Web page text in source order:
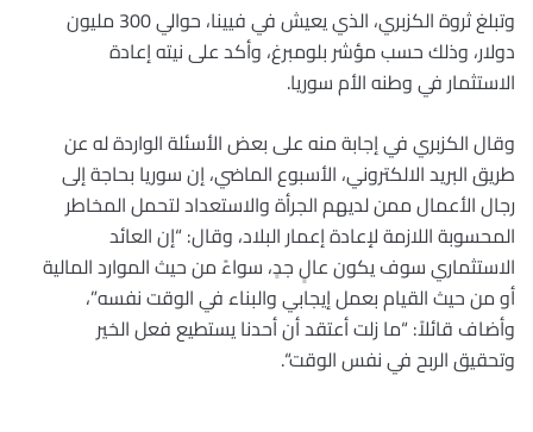
وتبلغ ثروة الكزبري، الذي يعيش في فيينا، حوالي 300 مليون
دولار، وذلك حسب مؤشر بلومبرغ، وأكد على نيته إعادة
الاستثمار في وطنه الأم سوريا.
وقال الكزبري في إجابة منه على بعض الأسئلة الواردة له عن
طريق البريد الالكتروني، الأسبوع الماضي، إن سوريا بحاجة إلى
رجال الأعمال ممن لديهم الجرأة والاستعداد لتحمل المخاطر
المحسوبة اللازمة لإعادة إعمار البلاد، وقال: “إن العائد
الاستثماري سوف يكون عالٍ جدٍ، سواءً من حيث الموارد المالية
أو من حيث القيام بعمل إيجابي والبناء في الوقت نفسه”،
وأضاف قائلاً: “ما زلت أعتقد أن أحدنا يستطيع فعل الخير
وتحقيق الربح في نفس الوقت“.